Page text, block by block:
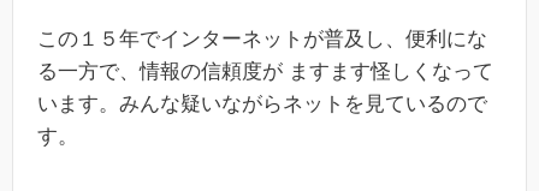
この１５年でインターネットが普及し、便利にな
る一方で、情報の信頼度が ますます怪しくなって
います。みんな疑いながらネットを見ているので
す。